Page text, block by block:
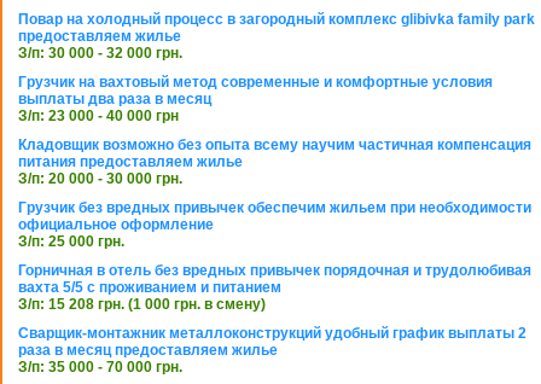
Повар на холодный процесс в загородный комплекс glibivka family park
предоставляем жилье
З/п: 30 000 - 32 000 грн.
Грузчик на вахтовый метод современные и комфортные условия
выплаты два раза в месяц
З/п: 23 000 - 40 000 грн
Кладовщик возможно без опыта всему научим частичная компенсация
питания предоставляем жилье
З/п: 20 000 - 30 000 грн.
Грузчик без вредных привычек обеспечим жильем при необходимости
официальное оформление
З/п: 25 000 грн.
Горничная в отель без вредных привычек порядочная и трудолюбивая
вахта 5/5 с проживанием и питанием
З/п: 15 208 грн. (1 000 грн. в смену)
Сварщик-монтажник металлоконструкций удобный график выплаты 2
раза в месяц предоставляем жилье
З/п: 35 000 - 70 000 грн.